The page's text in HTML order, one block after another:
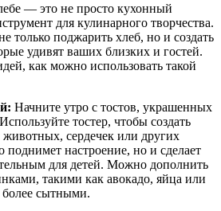
— это не просто кухонный
для кулинарного творчества.
поджарить хлеб, но и создать
удивят ваших близких и гостей.
как можно использовать такой
Начните утро с тостов, украшенных
тостер, чтобы создать
сердечек или других
поднимет настроение, но и сделает
для детей. Можно дополнить
такими как авокадо, яйца или
более сытными.